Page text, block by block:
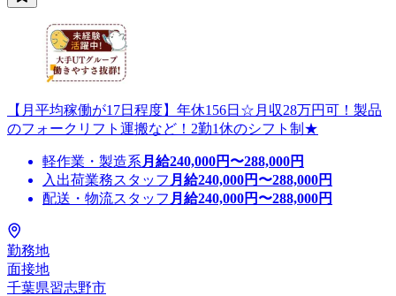
【月平均稼働が17日程度】年休156日☆月収28万円可！製品
のフォークリフト運搬など！2勤1休のシフト制★
軽作業・製造系 月給240,000円〜288,000円
入出荷業務スタッフ 月給240,000円〜288,000円
配送・物流スタッフ 月給240,000円〜288,000円
勤務地
面接地
千葉県習志野市